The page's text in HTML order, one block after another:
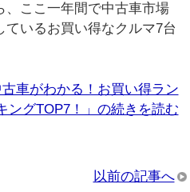
、ここ一年間で中古車市場
いるお買い得なクルマ7台
古車がわかる！お買い得ラン
ングTOP7！」の続きを読む
以前の記事へ